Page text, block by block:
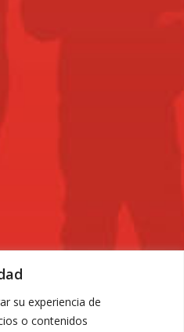
su experiencia de
o contenidos